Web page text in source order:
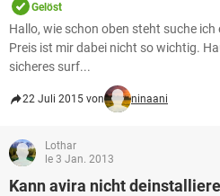
Gelöst
Hallo, wie schon oben steht suche
Preis ist mir dabei nicht so wichtig.
sicheres surf...
22 Juli 2015 von ninaani
Lothar
le 3 Jan. 2013
Kann avira nicht